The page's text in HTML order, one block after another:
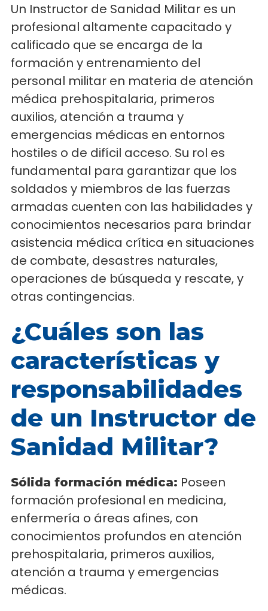
Un Instructor de Sanidad Militar es un
profesional altamente capacitado y
calificado que se encarga de la
formación y entrenamiento del
personal militar en materia de atención
médica prehospitalaria, primeros
auxilios, atención a trauma y
emergencias médicas en entornos
hostiles o de difícil acceso. Su rol es
fundamental para garantizar que los
soldados y miembros de las fuerzas
armadas cuenten con las habilidades y
conocimientos necesarios para brindar
asistencia médica crítica en situaciones
de combate, desastres naturales,
operaciones de búsqueda y rescate, y
otras contingencias.
¿Cuáles son las
características y
responsabilidades
de un Instructor de
Sanidad Militar?
Sólida formación médica: Poseen
formación profesional en medicina,
enfermería o áreas afines, con
conocimientos profundos en atención
prehospitalaria, primeros auxilios,
atención a trauma y emergencias
médicas.